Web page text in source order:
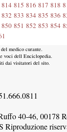
814 815 816 817 818
832 833 834 835 836
850 851 852 853 854
medico curante.
voci dell Enciclopedia.
dai visitatori del sito.
40-46, 00178